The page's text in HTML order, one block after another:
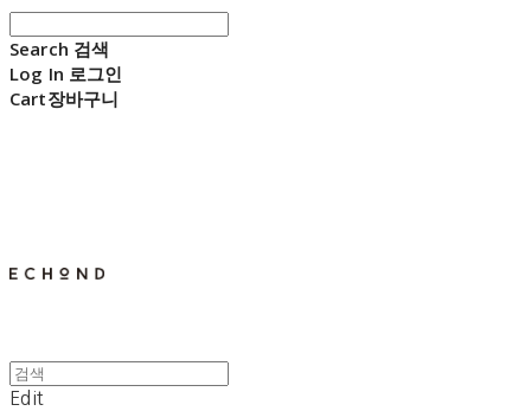
Search 검색
Log In 로그인
Cart장바구니
Edit